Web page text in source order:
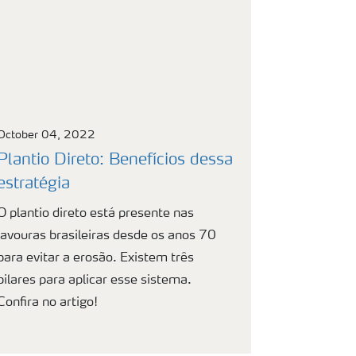
04, 2022
Direto: Benefícios dessa
plantio direto está presente nas
brasileiras desde os anos 70
evitar a erosão. Existem três
para aplicar esse sistema.
no artigo!